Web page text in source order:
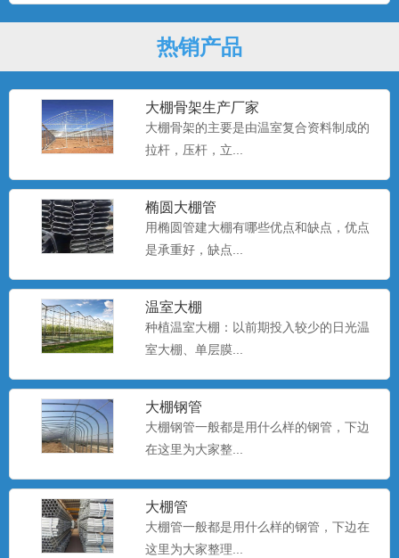
热销产品
大棚骨架生产厂家
大棚骨架的主要是由温室复合资料制成的
拉杆，压杆，立...
椭圆大棚管
用椭圆管建大棚有哪些优点和缺点，优点
是承重好，缺点...
温室大棚
种植温室大棚：以前期投入较少的日光温
室大棚、单层膜...
大棚钢管
大棚钢管一般都是用什么样的钢管，下边
在这里为大家整...
大棚管
大棚管一般都是用什么样的钢管，下边在
这里为大家整理...
种植大棚厂家现货
大棚种植是一种种植技术，该技术是一种
科学的种植方式。...
种植大棚
大棚种植是一种种植技术，该技术是一种
科学的种植方式。...